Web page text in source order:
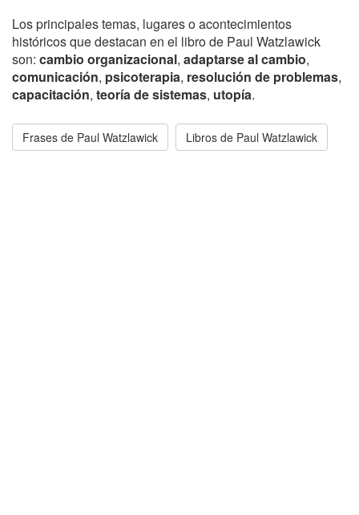
Los principales temas, lugares o acontecimientos
históricos que destacan en el libro de Paul Watzlawick
son: cambio organizacional, adaptarse al cambio,
comunicación, psicoterapia, resolución de problemas,
capacitación, teoría de sistemas, utopía.
Frases de Paul Watzlawick Libros de Paul Watzlawick